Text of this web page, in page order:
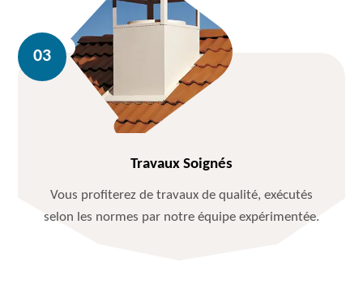
Travaux Soignés
Vous profiterez de travaux de qualité, exécutés
selon les normes par notre équipe expérimentée.